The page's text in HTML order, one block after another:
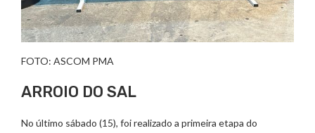
FOTO: ASCOM PMA
ARROIO DO SAL
No último sábado (15), foi realizado a primeira etapa do